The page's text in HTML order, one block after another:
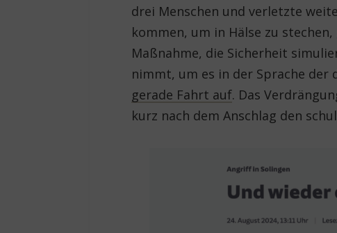
drei Menschen und verletzte
kommen, um in Hälse zu
Maßnahme, die Sicherheit
nimmt, um es in der Sprache der
gerade Fahrt auf. Das
kurz nach dem Anschlag den